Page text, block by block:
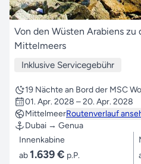
Von den Wüsten Arabiens zu
Mittelmeers
Inklusive Servicegebühr
19 Nächte an Bord der MSC
01. Apr. 2028 – 20. Apr. 2028
MittelmeerRoutenverlauf
Dubai → Genua
Innenkabine
ab1.639 € p.P.